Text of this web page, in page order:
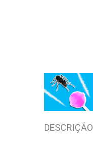
DESCRIÇÃO